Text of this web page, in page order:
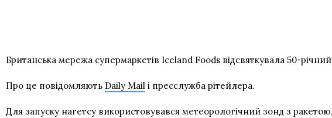
Британська мережа супермаркетів Iceland Foods відсвяткувала 50-
Про це повідомляють Daily Mail і пресслужба рітейлера.
Для запуску нагетсу використовувався метеорологічний зонд з